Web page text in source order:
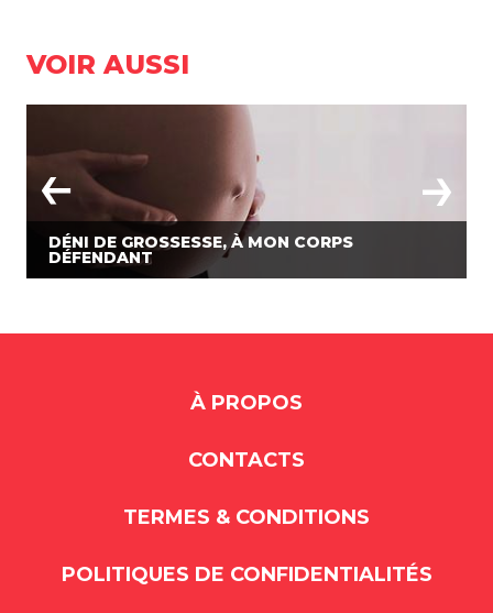
VOIR AUSSI
DÉNI DE GROSSESSE, À MON CORPS
DÉFENDANT
À PROPOS
CONTACTS
TERMES & CONDITIONS
POLITIQUES DE CONFIDENTIALITÉS